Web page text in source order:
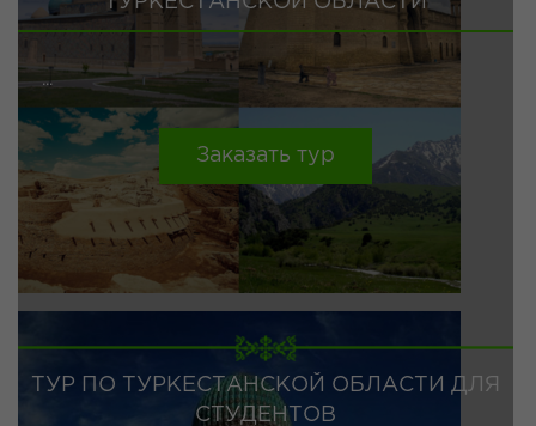
...
Заказать тур
ТУР ПО ТУРКЕСТАНСКОЙ ОБЛАСТИ ДЛЯ
СТУДЕНТОВ